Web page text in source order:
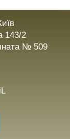
143/2
№ 509